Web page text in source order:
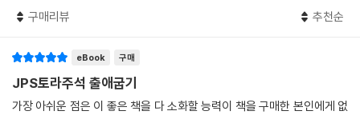
JPSTC 시리즈는 저명한 유대 랍비학자들이 저술한 오경 주석 시리즈이
하여 기독교에는 잘 소개되지 않는, 무릎을 치게 되는 탁월한 해석들이 즐
비하다. 또한 김경열 박사님의 번역은 말할 것도 없고, 많은 역자 주도 독자
들의 눈높이를 고려한 훌륭한 가이드가 된다. 이 JPSTC 시리즈의 진가를
구매리뷰 추천순
eBook 구매
JPS토라주석 출애굽기
가장 아쉬운 점은 이 좋은 책을 다 소화할 능력이 책을 구매한 본인에게 없